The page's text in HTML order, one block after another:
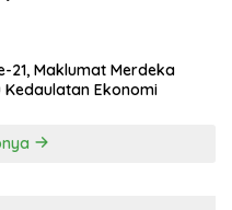
21, Maklumat Merdeka
Ekonomi